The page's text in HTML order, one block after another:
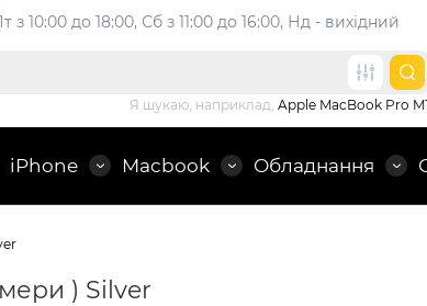
з 10:00 до 18:00, Сб з 11:00 до 16:00, Нд - вихідний
Я шукаю, наприклад, Apple MacBook Pro
iPhone Macbook Обладнання
) Silver